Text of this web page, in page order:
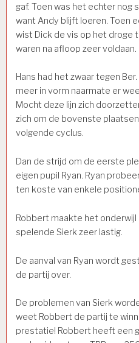
gaf. Toen was het echter nog
want Andy blijft loeren. Toen
wist Dick de vis op het droge
waren na afloop zeer voldaan.
Hans had het zwaar tegen
meer in vorm naarmate er
Mocht deze lijn zich
zich om de bovenste
volgende cyclus.
Dan de strijd om de eerste
eigen pupil Ryan. Ryan
ten koste van enkele
Robbert maakte het
spelende Sierk zeer lastig.
De aanval van Ryan wordt
de partij over.
De problemen van Sierk
weet Robbert de partij te
prestatie! Robbert heeft een